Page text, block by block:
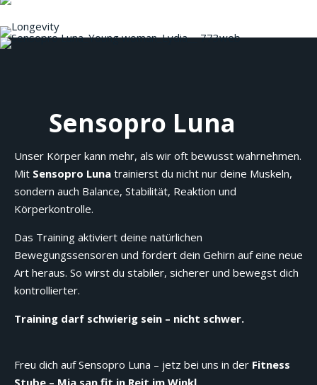
Sensopro Luna
Unser Körper kann mehr, als wir oft bewusst wahrnehmen.
Mit Sensopro Luna trainierst du nicht nur deine Muskeln,
sondern auch Balance, Stabilität, Reaktion und
Körperkontrolle.
Das Training aktiviert deine natürlichen
Bewegungssensoren und fordert dein Gehirn auf eine neue
Art heraus. So wirst du stabiler, sicherer und bewegst dich
kontrollierter.
Training darf schwierig sein – nicht schwer.
Freu dich auf Sensopro Luna – jetz bei uns in der Fitness
Stube – Mia san fit in Reit im Winkl.